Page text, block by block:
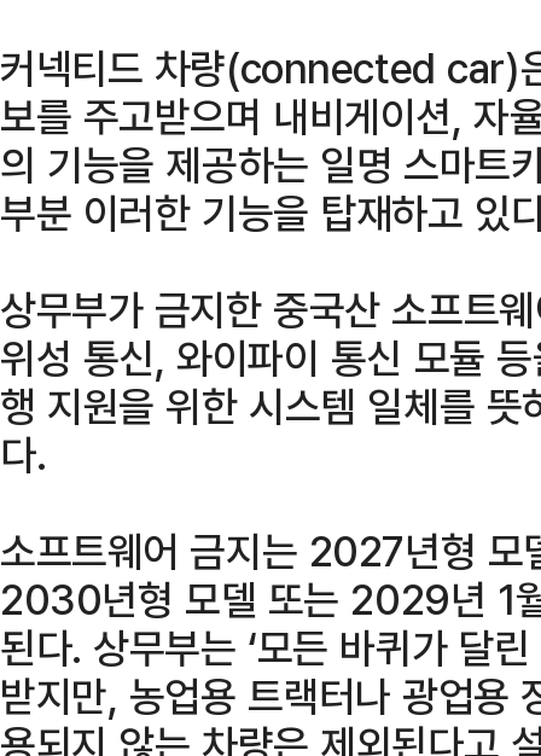
커넥티드 차량(connected car)
보를 주고받으며 내비게이션, 자
의 기능을 제공하는 일명 스마트
부분 이러한 기능을 탑재하고 있
상무부가 금지한 중국산 소프트
위성 통신, 와이파이 통신 모듈
행 지원을 위한 시스템 일체를
다.
소프트웨어 금지는 2027년형 모
2030년형 모델 또는 2029년 1
된다. 상무부는 ‘모든 바퀴가 달
받지만, 농업용 트랙터나 광업용
용되지 않는 차량은 제외된다고